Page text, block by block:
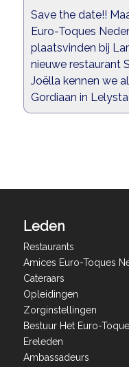
Save the date!!
Euro-Toques
plaatsvinden bij
nieuwe restaurant
Joëlla kennen we
Gordiaan in
Leden
Restaurants
Amices Euro-Toques
Cateraars
Opleidingen
Zorginstellingen
Bestuur Het Euro-
Ereleden
Ambassadeurs